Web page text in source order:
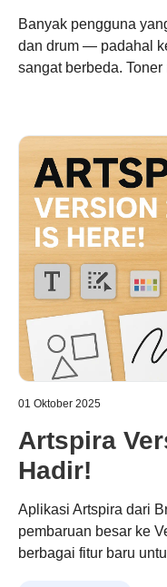
Brother
Banyak pengguna
dan drum — padahal
sangat berbeda.
perbedaan ini
menjaga kualitas, dan
berkelanjutan dengan
01 Oktober 2025
Artspira
Hadir!
Aplikasi Artspira dari
pembaruan besar ke
berbagai fitur baru